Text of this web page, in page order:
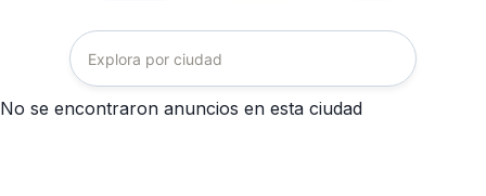
No se encontraron anuncios en esta ciudad